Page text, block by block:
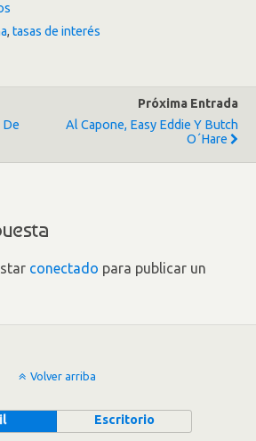
, tasas de interés
De
Próxima Entrada
Al Capone, Easy Eddie Y Butch
O´Hare
conectado para publicar un
Volver arriba
Escritorio